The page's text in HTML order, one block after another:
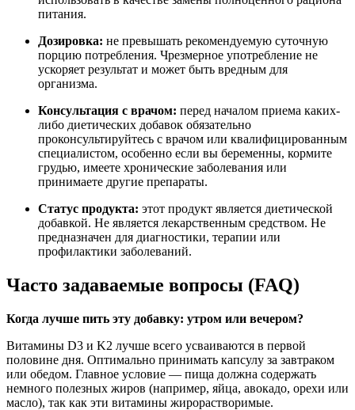
питания.
Дозировка: не превышать рекомендуемую суточную
порцию потребления. Чрезмерное употребление не
ускоряет результат и может быть вредным для
организма.
Консультация с врачом: перед началом приема каких-
либо диетических добавок обязательно
проконсультируйтесь с врачом или квалифицированным
специалистом, особенно если вы беременны, кормите
грудью, имеете хронические заболевания или
принимаете другие препараты.
Статус продукта: этот продукт является диетической
добавкой. Не является лекарственным средством. Не
предназначен для диагностики, терапии или
профилактики заболеваний.
Часто задаваемые вопросы (FAQ)
Когда лучше пить эту добавку: утром или вечером?
Витамины D3 и K2 лучше всего усваиваются в первой
половине дня. Оптимально принимать капсулу за завтраком
или обедом. Главное условие — пища должна содержать
немного полезных жиров (например, яйца, авокадо, орехи или
масло), так как эти витамины жирорастворимые.